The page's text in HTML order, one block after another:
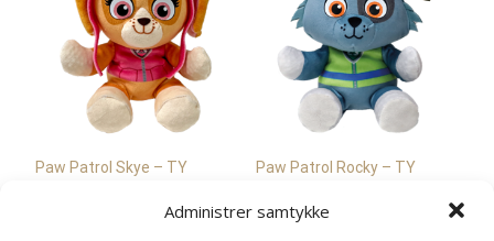
Administrer samtykke
Paw Patrol Skye – TY
Paw Patrol Rocky – TY
109kr.